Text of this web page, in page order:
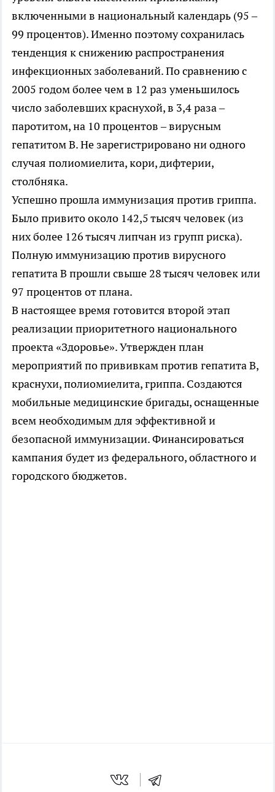
включенными в национальный календарь (95 –
99 процентов). Именно поэтому сохранилась
тенденция к снижению распространения
инфекционных заболеваний. По сравнению с
2005 годом более чем в 12 раз уменьшилось
число заболевших краснухой, в 3,4 раза –
паротитом, на 10 процентов – вирусным
гепатитом В. Не зарегистрировано ни одного
случая полиомиелита, кори, дифтерии,
столбняка.
Успешно прошла иммунизация против гриппа.
Было привито около 142,5 тысяч человек (из
них более 126 тысяч липчан из групп риска).
Полную иммунизацию против вирусного
гепатита В прошли свыше 28 тысяч человек или
97 процентов от плана.
В настоящее время готовится второй этап
реализации приоритетного национального
проекта «Здоровье». Утвержден план
мероприятий по прививкам против гепатита В,
краснухи, полиомиелита, гриппа. Создаются
мобильные медицинские бригады, оснащенные
всем необходимым для эффективной и
безопасной иммунизации. Финансироваться
кампания будет из федерального, областного и
городского бюджетов.